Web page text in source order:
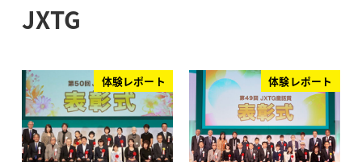
JXTG
体験レポート 体験レポート